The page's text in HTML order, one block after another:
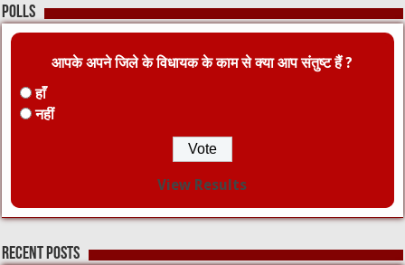
Polls
आपके अपने जिले के विधायक के काम से क्या आप संतुष्ट हैं ?
हाँ
नहीं
View Results
Recent Posts